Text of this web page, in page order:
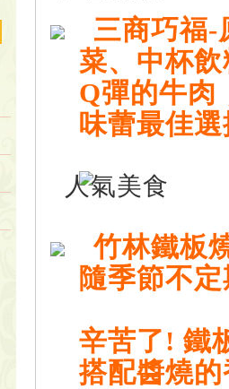
三商巧福-
菜、中杯
Q彈的牛肉
味蕾最佳選
竹林鐵板
隨季節不
辛苦了! 鐵
搭配醬燒